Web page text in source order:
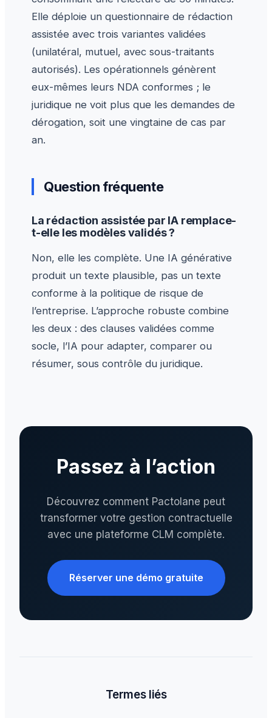
Elle déploie un questionnaire de rédaction
assistée avec trois variantes validées
(unilatéral, mutuel, avec sous-traitants
autorisés). Les opérationnels génèrent
eux-mêmes leurs NDA conformes ; le
juridique ne voit plus que les demandes de
dérogation, soit une vingtaine de cas par
an.
Question fréquente
La rédaction assistée par IA remplace-
t-elle les modèles validés ?
Non, elle les complète. Une IA générative
produit un texte plausible, pas un texte
conforme à la politique de risque de
l’entreprise. L’approche robuste combine
les deux : des clauses validées comme
socle, l’IA pour adapter, comparer ou
résumer, sous contrôle du juridique.
Passez à l’action
Découvrez comment Pactolane peut
transformer votre gestion contractuelle
avec une plateforme CLM complète.
Réserver une démo gratuite
Termes liés